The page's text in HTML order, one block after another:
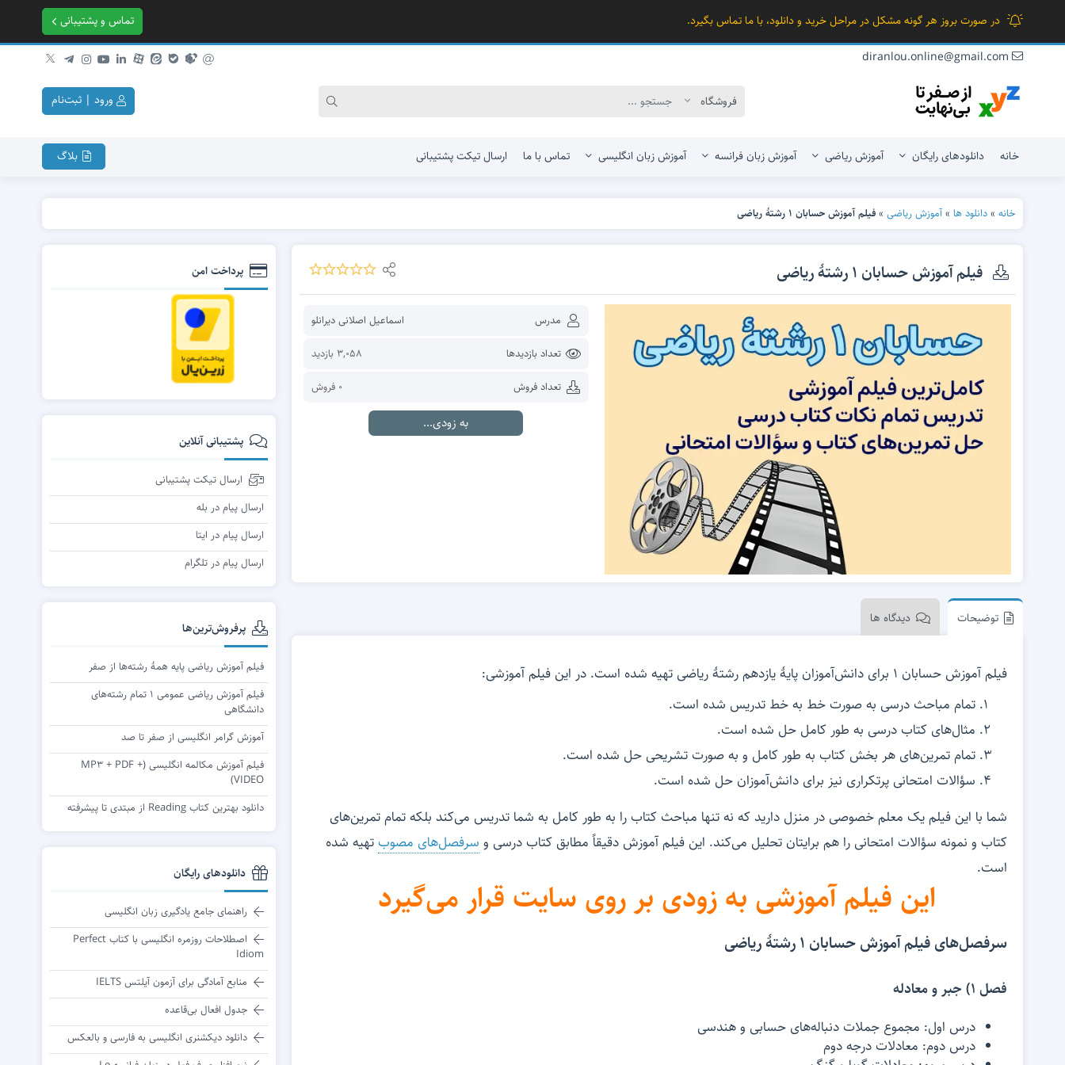
در صورت بروز هر گونه مشکل در مراحل خرید و دانلود، با ما تماس بگیرد. تماس و پشتیبانی
diranlou.online@gmail.com
ورود | ثبت‌نام
خانه دانلودهای رایگان آموزش ریاضی
ریاضی هفتم
ریاضی هشتم
ریاضی نهم
ریاضی فیزیک
هنرستان و کار و دانش
کنکور ریاضی – تجربی
کنکور فنی و حرفه‌ای و کار و دانش
ریاضی پایه همۀ رشته‌ها از صفر
ریاضی عمومی ۱
ریاضی عمومی ۲
معادلات دیفرانسیل معمولی
آمار و احتمال مهندسی
ریاضی مهندسی
ریاضی گسسته
فیلم آموزش ریاضی کنکور ارشد رشته‌های مهندسی،
آموزش زبان فرانسه آموزش زبان انگلیسی تماس با ما ارسال تیکت پشتیبانی بلاگ
خانه »دانلود ها »آموزش ریاضی »فیلم آموزش حسابان 1 رشتۀ ریاضی
فیلم آموزش حسابان 1 رشتۀ ریاضی
مدرس اسماعیل اصلانی دیرانلو
تعداد بازدیدها 3,058 بازدید
تعداد فروش 0 فروش
به زودی...
توضیحات دیدگاه ها
فیلم آموزش حسابان 1 برای دانش‌آموزان پایۀ یازدهم رشتۀ ریاضی تهیه شده است. در این فیلم آموزشی:
تمام مباحث درسی به صورت خط به خط تدریس شده است.
مثال‌های کتاب درسی به طور کامل حل شده است.
تمام تمرین‌های هر بخش کتاب به طور کامل و به صورت تشریحی حل شده است.
سؤالات امتحانی پرتکراری نیز برای دانش‌آموزان حل شده است.
شما با این فیلم یک معلم خصوصی در منزل دارید که نه تنها مباحث کتاب را به طور کامل به شما تدریس می‌کند بلکه تمام تمرین‌های
کتاب و نمونه سؤالات امتحانی را هم برایتان تحلیل می‌کند. این فیلم آموزش دقیقاً مطابق کتاب درسی و سرفصل‌های مصوبتهیه شده
است.
این فیلم آموزشی به زودی بر روی سایت قرار می‌گیرد
سرفصل‌های فیلم آموزش حسابان 1 رشتۀ ریاضی
فصل ۱) جبر و معادله
درس اول: مجموع جملات دنباله‌های حسابی و هندسی
درس دوم: معادلات درجه دوم
پرداخت امن
پشتیبانی آنلاین
ارسال تیکت پشتیبانی
ارسال پیام در بله
ارسال پیام در ایتا
ارسال پیام در تلگرام
پرفروش‌ترین‌ها
فیلم آموزش ریاضی پایه همۀ رشته‌ها از صفر
فیلم آموزش ریاضی عمومی ۱ تمام رشته‌های
دانشگاهی
آموزش گرامر انگلیسی از صفر تا صد
فیلم آموزش مکالمه انگلیسی (MP3 + PDF +
VIDEO)
دانلود بهترین کتاب Reading از مبتدی تا پیشرفته
دانلودهای رایگان
راهنمای جامع یادگیری زبان انگلیسی
اصطلاحات روزمره انگلیسی با کتاب Perfect
Idiom
منابع آمادگی برای آزمون آیلتس IELTS
جدول افعال بی‌قاعده
دانلود دیکشنری انگلیسی به فارسی و بالعکس